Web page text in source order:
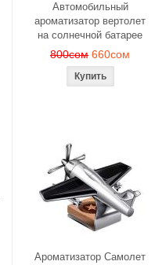
Автомобильный
ароматизатор вертолет
на солнечной батарее
800сом 660сом
Ароматизатор Самолет